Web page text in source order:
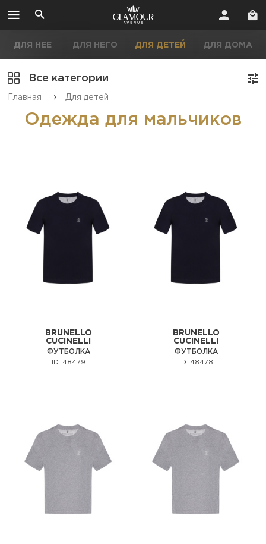
ДЛЯ НЕЕ ДЛЯ НЕГО ДЛЯ ДЕТЕЙ ДЛЯ ДОМА
Все категории
Главная › Для детей
Одежда для мальчиков
BRUNELLO
CUCINELLI
ФУТБОЛКА
ID: 48479
BRUNELLO
CUCINELLI
ФУТБОЛКА
ID: 48478